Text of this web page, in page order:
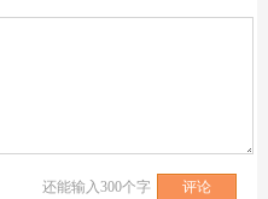
还能输入300个字